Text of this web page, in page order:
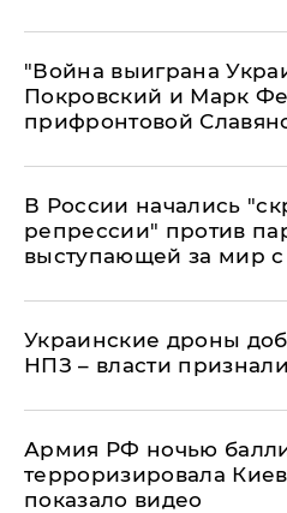
"Война выиграна
Покровский и Марк
прифронтовой
В России начались
репрессии" против
выступающей за мир
Украинские дроны
НПЗ – власти
Армия РФ ночью
терроризировала
показало видео